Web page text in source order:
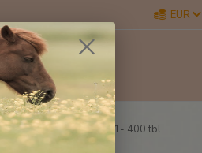
EUR
Balancer BARF 8in1- 400 tbl.